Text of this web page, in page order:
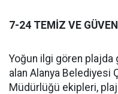
7-24 TEMİZ VE
Yoğun ilgi gören plajda
alan Alanya Belediyesi
Müdürlüğü ekipleri,